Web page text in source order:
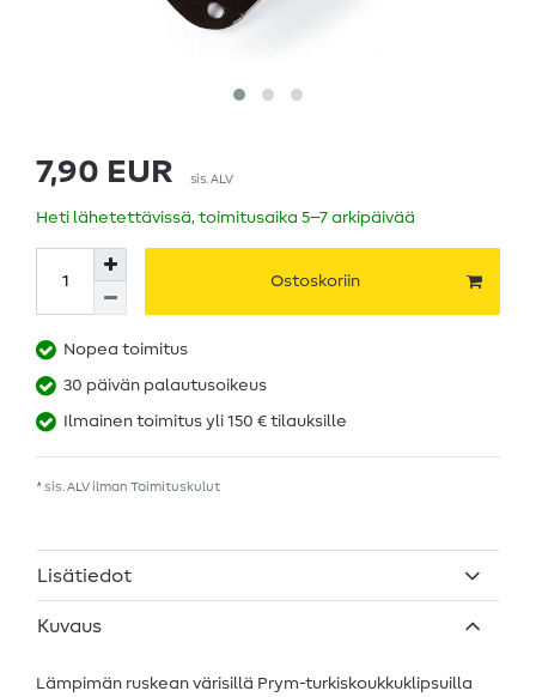
7,90 EUR sis. ALV
Heti lähetettävissä, toimitusaika 5–7 arkipäivää
Ostoskoriin
Nopea toimitus
30 päivän palautusoikeus
Ilmainen toimitus yli 150 € tilauksille
* sis. ALV ilman Toimituskulut
Lisätiedot
Kuvaus
Lämpimän ruskean värisillä Prym-turkiskoukkuklipsuilla